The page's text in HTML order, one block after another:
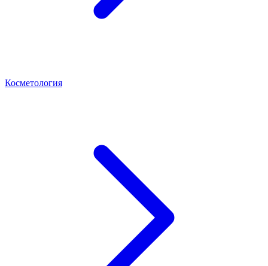
Косметология